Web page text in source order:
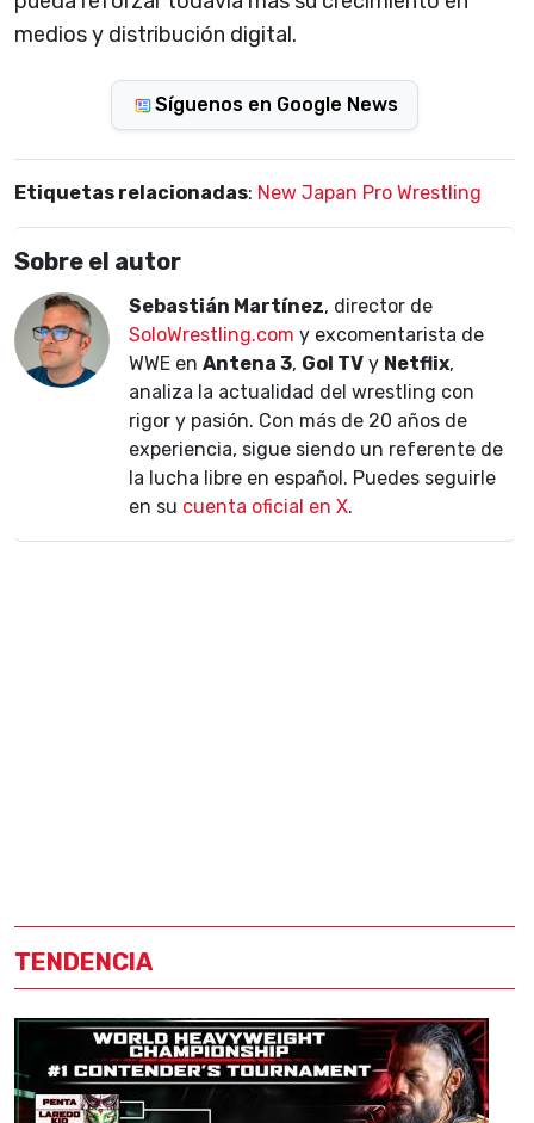
medios y distribución digital.
Síguenos en Google News
Etiquetas relacionadas: New Japan Pro Wrestling
Sobre el autor
Sebastián Martínez, director de
SoloWrestling.com y excomentarista de
WWE en Antena 3, Gol TV y Netflix,
analiza la actualidad del wrestling con
rigor y pasión. Con más de 20 años de
experiencia, sigue siendo un referente de
la lucha libre en español. Puedes seguirle
en su cuenta oficial en X.
TENDENCIA